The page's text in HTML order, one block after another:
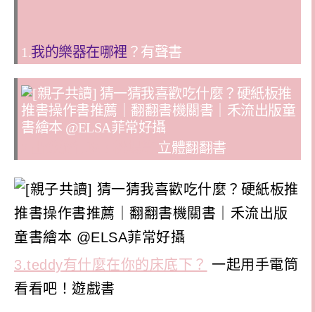
1.我的樂器在哪裡 ？有聲書
立體翻翻書
3.teddy有什麼在你的床底下？ 一起用手電筒
看看吧！遊戲書